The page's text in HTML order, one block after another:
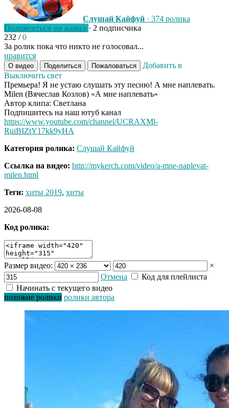
Слушай Кайфуй · 374 ролика
Подписаться на канал · 2 подписчика
232 /0
За ролик пока что никто не голосовал...
нравится
О видео Поделиться Пожаловаться
Добавить в
Выключить свет
Премьера! Я не устаю слушать эту песню! А мне наплевать.
Milen (Вячеслав Козлов) «А мне наплевать»
Автор клипа: Светлана
Подпишитесь на наш ютуб канал
https://www.youtube.com/channel/UCRAXMl-
RuiBIZtY17kk9yHA
Категория ролика: Слушай Кайфуй
Ссылка на видео: http://mykerch.com/video/a-mne-naplevat-
milen.html
Теги: хиты 2019, хиты
2026-08-08
Код ролика:
Размер видео:
×
Отмена
Код для плейлиста
Начинать с текущего видео
похожие ролики ролики автора